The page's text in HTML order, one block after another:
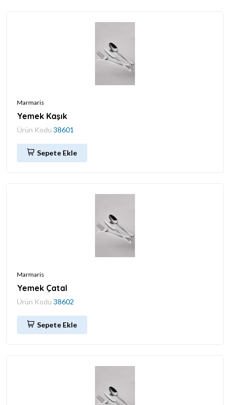
Marmaris
Yemek Kaşık
Ürün Kodu 38601
Sepete Ekle
Marmaris
Yemek Çatal
Ürün Kodu 38602
Sepete Ekle